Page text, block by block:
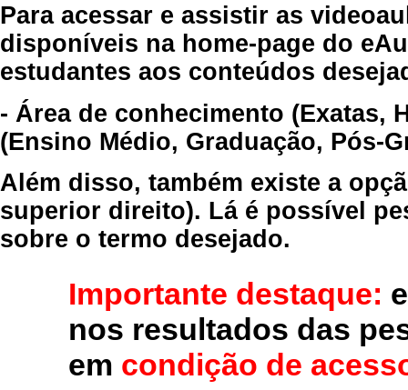
Para acessar e assistir as
disponíveis na home-page do
estudantes aos conteúdos
- Área de conhecimento (Exatas,
(Ensino Médio, Graduação, Pós-
Além disso, também existe a
superior direito). Lá é possível
sobre o termo desejado.
Importante destaque:
nos resultados das
em condição de